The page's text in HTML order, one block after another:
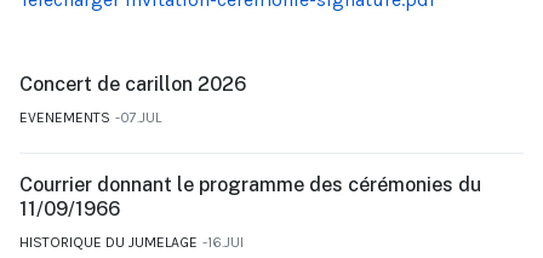
Concert de carillon 2026
EVENEMENTS 07.JUL
Courrier donnant le programme des cérémonies du
11/09/1966
HISTORIQUE DU JUMELAGE 16.JUI